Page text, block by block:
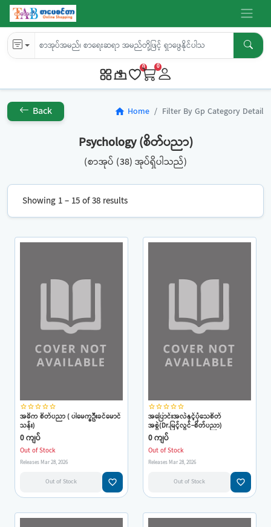
0 0
Back home Home Filter By Gp Category Detail
Psychology (စိတ်ပညာ)
(စာအုပ် (38) အုပ်ရှိပါသည်)
Showing 1 – 15 of 38 results
star_borderstar_borderstar_borderstar_borderstar_border
အဓိက စိတ်ပညာ ( ပါမေက္ခဦးခင်မောင်
သန်း)
0 ကျပ်
Out of Stock
Releases Mar 28, 2026
Out of Stock favorite_border
star_borderstar_borderstar_borderstar_borderstar_border
အပြောင်းအလဲနှင့်ပုံသေစိတ်
အစွဲ(Dr.မြင့်လွင်-စိတ်ပညာ)
0 ကျပ်
Out of Stock
Releases Mar 28, 2026
Out of Stock favorite_border